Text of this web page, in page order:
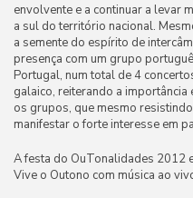
envolvente e a continuar a levar
a sul do território nacional.
a semente do espírito de
presença com um grupo
Portugal, num total de 4
galaico, reiterando a importância
os grupos, que mesmo
manifestar o forte interesse em
A festa do OuTonalidades 2012
Vive o Outono com música ao